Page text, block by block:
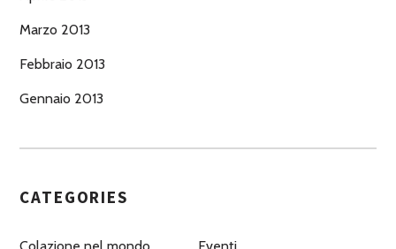
Marzo 2013
Febbraio 2013
Gennaio 2013
CATEGORIES